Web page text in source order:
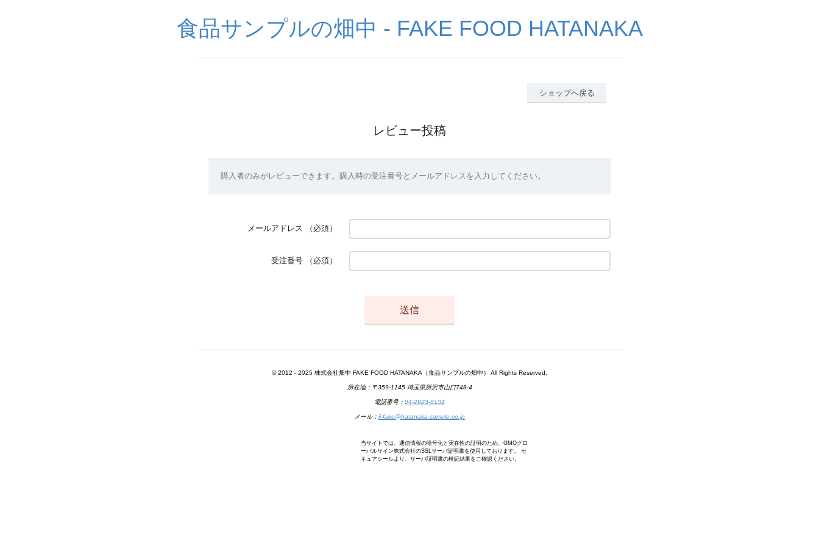
食品サンプルの畑中 - FAKE FOOD HATANAKA
ショップへ戻る
レビュー投稿
購入者のみがレビューできます。購入時の受注番号とメールアドレスを入力してください。
メールアドレス （必須）
受注番号 （必須）
© 2012 - 2025 株式会社畑中 FAKE FOOD HATANAKA（食品サンプルの畑中） All Rights Reserved.
所在地：〒359-1145 埼玉県所沢市山口748-4
電話番号： 04-2923-8131
メール： ii-fake@hatanaka-sample.co.jp
当サイトでは、通信情報の暗号化と実在性の証明のため、GMOグロ
ーバルサイン株式会社のSSLサーバ証明書を使用しております。 セ
キュアシールより、サーバ証明書の検証結果をご確認ください。